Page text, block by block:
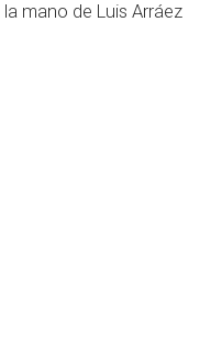
mano de Luis Arráez